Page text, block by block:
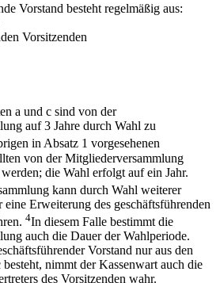
Vorstand besteht regelmäßig aus:
Vorsitzenden
a und c sind von der
auf 3 Jahre durch Wahl zu
in Absatz 1 vorgesehenen
von der Mitgliederversammlung
die Wahl erfolgt auf ein Jahr.
kann durch Wahl weiterer
eine Erweiterung des geschäftsführenden
4In diesem Falle bestimmt die
auch die Dauer der Wahlperiode.
Vorstand nur aus den
nimmt der Kassenwart auch die
des Vorsitzenden wahr.